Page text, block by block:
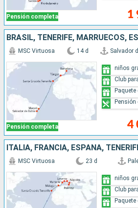
Pensión completa 1
BRASIL, TENERIFE, MARRUECOS,
Pensión completa
MSC Virtuosa 14 d Salvador
4
niños
Club
Pensión
MSC Virtuosa 23 d
niños
Club